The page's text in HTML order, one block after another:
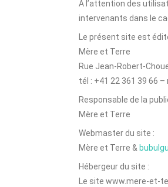
A l’attention des
intervenants dans le
Le présent site est
Mère et Terre
Rue Jean-Robert-
tél : +41 22 361 39 66
Responsable de la
Mère et Terre
Webmaster du site :
Mère et Terre &
Hébergeur du site :
Le site www.mere-et-